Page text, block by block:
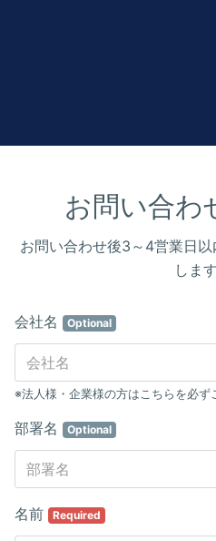
お問い合わ
お問い合わせ後3～4営業日
します
会社名 Optional
※法人様・企業様の方はこちらを必ず
部署名 Optional
名前 Required